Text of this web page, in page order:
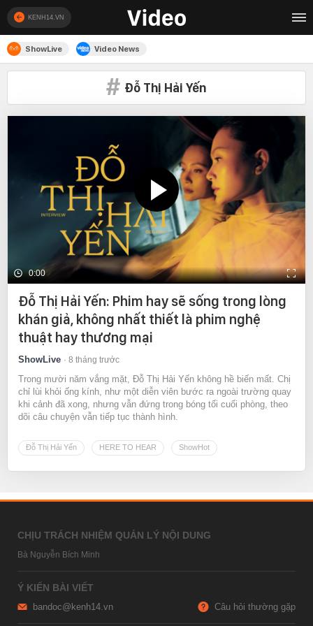
KENH14.VN
ShowLive Video News
Đỗ Thị Hải Yến
0:00
Đỗ Thị Hải Yến: Phim hay sẽ sống trong lòng
khán giả, không nhất thiết là phim nghệ
thuật hay thương mại
ShowLive 8 tháng trước
Trong mười năm vắng mặt, Đỗ Thị Hải Yến không hề biến mất. Chị
chỉ lùi khỏi ống kính, như một diễn viên bước ra ngoài trường quay
khi cảnh đã xong, nhưng vẫn đứng trong bóng tối cuối phòng, theo
dõi câu chuyện vẫn tiếp tục thành hình.
Đỗ Thị Hải Yến HERE TO HEAR ShowHot
CHỊU TRÁCH NHIỆM QUẢN LÝ NỘI DUNG
Bà Nguyễn Bích Minh
Ý KIẾN BÀI VIẾT
bandoc@kenh14.vn Câu hỏi thường gặp